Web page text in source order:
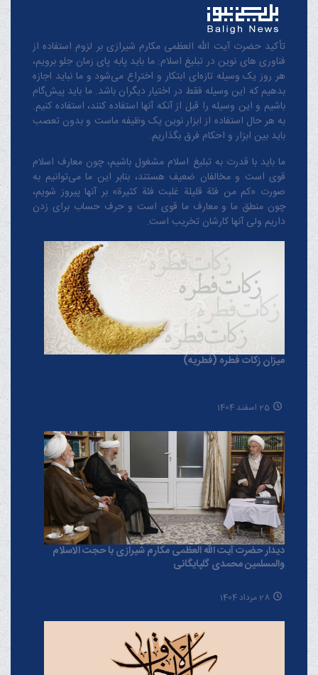
تأکید حضرت آیت الله العظمی مکارم شیرازی بر لزوم استفاده از
فناوری های نوین در تبلیغ اسلام: ما باید پابه پای زمان جلو برویم،
هر روز یک وسیله تازه‌ای ابتکار و اختراع می‌شود و ما نباید اجازه
بدهیم که این وسیله فقط در اختیار دیگران باشد. ما باید پیش‌گام
باشیم و این وسیله را قبل از آنکه آنها استفاده کنند، استفاده کنیم.
به هر حال استفاده از ابزار نوین یک وظیفه ماست و بدون تعصب
باید بین ابزار و احکام فرق بگذاریم.
ما باید با قدرت به تبلیغ اسلام مشغول باشیم، چون معارف اسلام
قوی است و مخالفان ضعیف هستند، بنابر این ما می‌توانیم به
صورت «کم من فئة قلیلة غلبت فئة کثیرة» بر آنها پیروز شویم،
چون منطق‌ ما و معارف ‌ما قوی است و حرف حساب برای زدن
داریم ولی آنها کارشان تخریب است.
میزان زکات فطره (فطریه)
25 اسفند 1404
دیدار حضرت آیت الله العظمی مکارم شیرازی با حجت الاسلام
والمسلمین محمدی گلپایگانی
28 مرداد 1404